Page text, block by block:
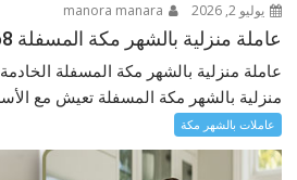
يوليو 2, 2026
عاملة منزلية بالشهر مكة المسفلة 0594158368
عاملة منزلية بالشهر مكة المسفلة
منزلية بالشهر مكة المسفلة تعيش مع
عاملات بالشهر مكة